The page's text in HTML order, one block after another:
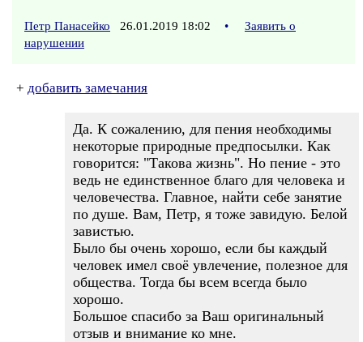
Петр Панасейко 26.01.2019 18:02 •
Заявить о
нарушении
+ добавить замечания
Да. К сожалению, для пения необходимы
некоторые природные предпосылки. Как
говорится: "Такова жизнь". Но пение - это
ведь не единственное благо для человека и
человечества. Главное, найти себе занятие
по душе. Вам, Петр, я тоже завидую. Белой
завистью.
Было бы очень хорошо, если бы каждый
человек имел своё увлечение, полезное для
общества. Тогда бы всем всегда было
хорошо.
Большое спасибо за Ваш оригинальный
отзыв и внимание ко мне.